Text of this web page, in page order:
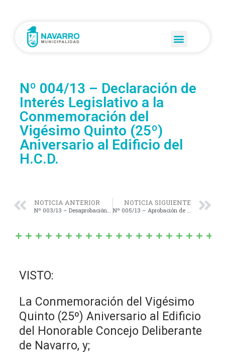
Nº 004/13 – Declaración de
Interés Legislativo a la
Conmemoración del
Vigésimo Quinto (25º)
Aniversario al Edificio del
H.C.D.
NOTICIA ANTERIOR
Nº 003/13 – Desaprobación del Proyecto de Resolución presentado por el Partido de la U.Ve.N.-Junta promotora Pro-Navarro.
NOTICIA SIGUIENTE
Nº 005/13 – Aprobación de la rendición de Cuentas correspondiente al Ejercicio 2012.
VISTO:
La Conmemoración del Vigésimo
Quinto (25º) Aniversario al Edificio
del Honorable Concejo Deliberante
de Navarro, y;